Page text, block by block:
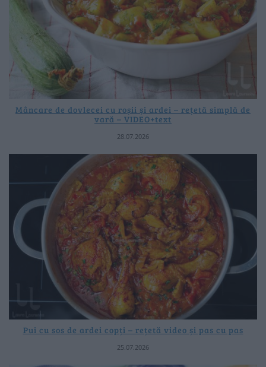
Mâncare de dovlecei cu roșii și ardei – rețetă simplă de
vară – VIDEO+text
28.07.2026
Pui cu sos de ardei copți – rețetă video și pas cu pas
25.07.2026